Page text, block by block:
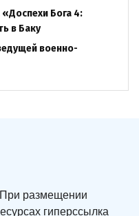
Бога 4:
в Баку
военно-
размещении
гиперссылка